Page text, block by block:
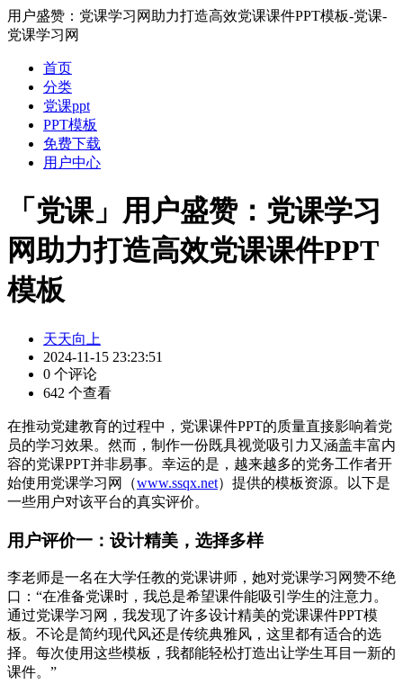
用户盛赞：党课学习网助力打造高效党课课件PPT模板-党课-
党课学习网
首页
分类
党课ppt
PPT模板
免费下载
用户中心
「党课」用户盛赞：党课学习
网助力打造高效党课课件PPT
模板
天天向上
2024-11-15 23:23:51
0 个评论
642 个查看
在推动党建教育的过程中，党课课件PPT的质量直接影响着党
员的学习效果。然而，制作一份既具视觉吸引力又涵盖丰富内
容的党课PPT并非易事。幸运的是，越来越多的党务工作者开
始使用党课学习网（www.ssqx.net）提供的模板资源。以下是
一些用户对该平台的真实评价。
用户评价一：设计精美，选择多样
李老师是一名在大学任教的党课讲师，她对党课学习网赞不绝
口：“在准备党课时，我总是希望课件能吸引学生的注意力。
通过党课学习网，我发现了许多设计精美的党课课件PPT模
板。不论是简约现代风还是传统典雅风，这里都有适合的选
择。每次使用这些模板，我都能轻松打造出让学生耳目一新的
课件。”